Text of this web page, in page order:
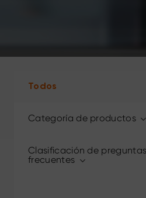
Todos
Categoría de productos
Clasificación de preguntas
frecuentes